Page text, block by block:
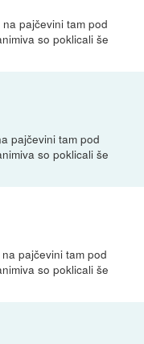
pajčevini tam pod
so poklicali še
pajčevini tam pod
so poklicali še
pajčevini tam pod
so poklicali še